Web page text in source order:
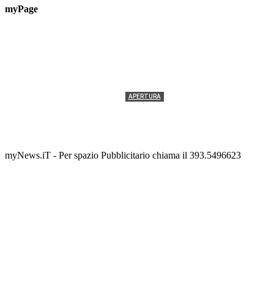
myPage
APERTURA
myNews.iT - Per spazio Pubblicitario chiama il 393.5496623